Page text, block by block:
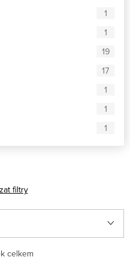
1
1
19
17
1
1
1
filtry
celkem